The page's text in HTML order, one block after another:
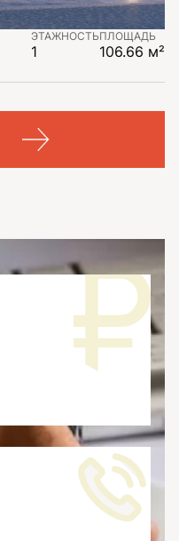
ЭТАЖНОСТЬ
1
ПЛОЩАДЬ
106.66 м²